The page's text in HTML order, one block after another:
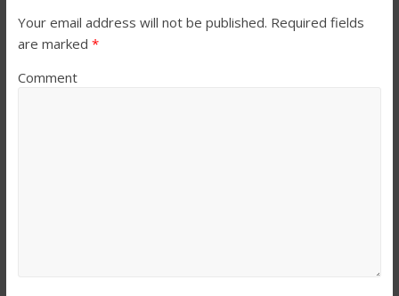
Your email address will not be published. Required fields
are marked *
Comment